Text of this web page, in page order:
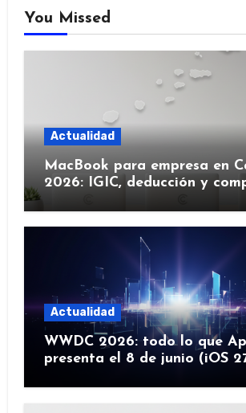
You Missed
Actualidad
MacBook para empresa en
2026: IGIC, deducción y
Actualidad
WWDC 2026: todo lo que
presenta el 8 de junio (iOS